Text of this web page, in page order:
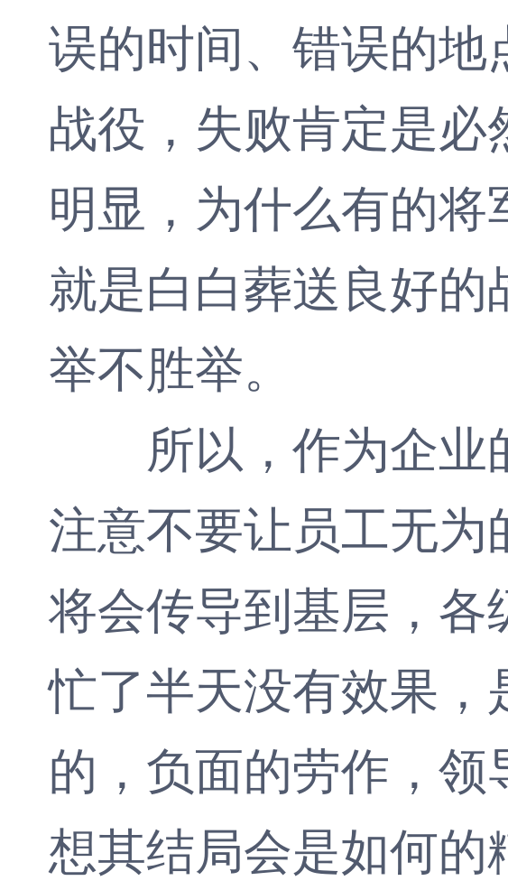
误的时间、错误的
战役，失败肯定是
明显，为什么有的
就是白白葬送良好
举不胜举。
所以，作为企业
注意不要让员工无
将会传导到基层，各
忙了半天没有效果
的，负面的劳作，
想其结局会是如何